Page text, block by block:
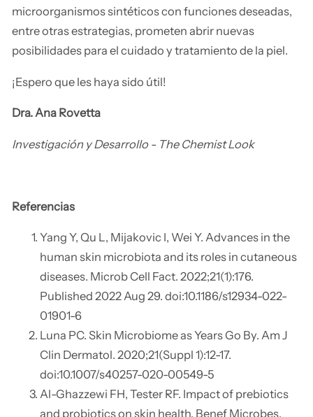
microorganismos sintéticos con funciones deseadas,
entre otras estrategias, prometen abrir nuevas
posibilidades para el cuidado y tratamiento de la piel.
¡Espero que les haya sido útil!
Dra. Ana Rovetta
Investigación y Desarrollo - The Chemist Look
Referencias
Yang Y, Qu L, Mijakovic I, Wei Y. Advances in the
human skin microbiota and its roles in cutaneous
diseases. Microb Cell Fact. 2022;21(1):176.
Published 2022 Aug 29. doi:10.1186/s12934-022-
01901-6
Luna PC. Skin Microbiome as Years Go By. Am J
Clin Dermatol. 2020;21(Suppl 1):12-17.
doi:10.1007/s40257-020-00549-5
Al-Ghazzewi FH, Tester RF. Impact of prebiotics
and probiotics on skin health. Benef Microbes.